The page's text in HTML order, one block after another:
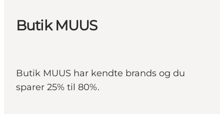
Butik MUUS
Butik MUUS har kendte brands og du
sparer 25% til 80%.